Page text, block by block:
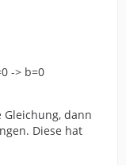
-> b=0
dann
Diese hat